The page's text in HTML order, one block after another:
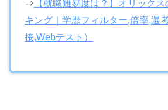
⇒ 【就職難易度は？】オリック
キング｜学歴フィルター,倍率,選
接,Webテスト）